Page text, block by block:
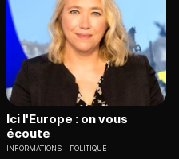
Ici l'Europe : on vous
écoute
INFORMATIONS POLITIQUE